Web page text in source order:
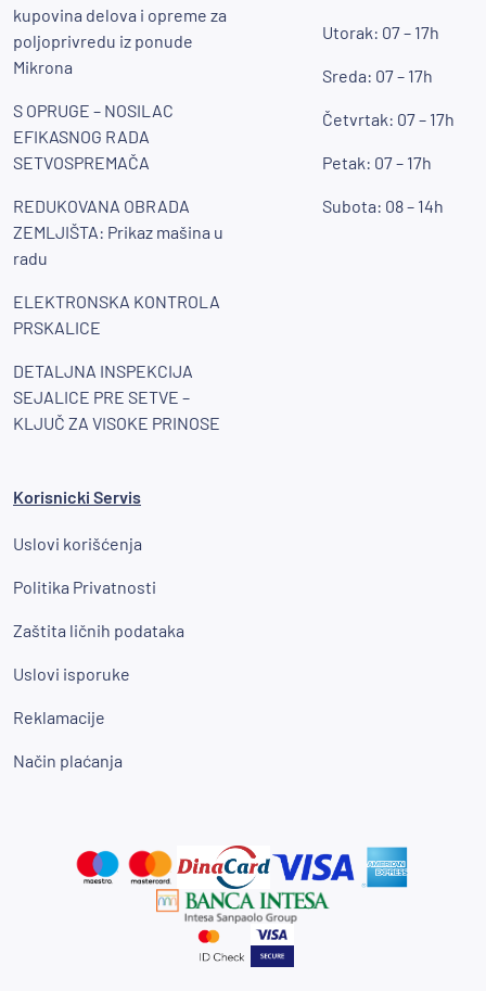
kupovina delova i opreme za
poljoprivredu iz ponude
Mikrona
S OPRUGE – NOSILAC
EFIKASNOG RADA
SETVOSPREMAČA
REDUKOVANA OBRADA
ZEMLJIŠTA: Prikaz mašina u
radu
ELEKTRONSKA KONTROLA
PRSKALICE
DETALJNA INSPEKCIJA
SEJALICE PRE SETVE –
KLJUČ ZA VISOKE PRINOSE
Utorak: 07 – 17h
Sreda: 07 – 17h
Četvrtak: 07 – 17h
Petak: 07 – 17h
Subota: 08 – 14h
Korisnicki Servis
Uslovi korišćenja
Politika Privatnosti
Zaštita ličnih podataka
Uslovi isporuke
Reklamacije
Način plaćanja